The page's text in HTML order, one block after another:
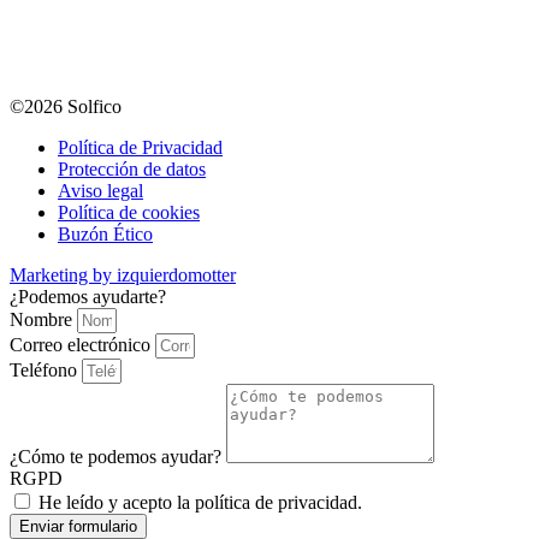
©2026 Solfico
Política de Privacidad
Protección de datos
Aviso legal
Política de cookies
Buzón Ético
Marketing by izquierdomotter
¿Podemos ayudarte?
Nombre
Correo electrónico
Teléfono
¿Cómo te podemos ayudar?
RGPD
He leído y acepto la política de privacidad.
Enviar formulario